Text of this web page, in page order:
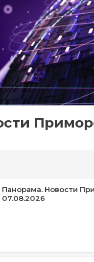
Панорама. Новости
07.08.2026